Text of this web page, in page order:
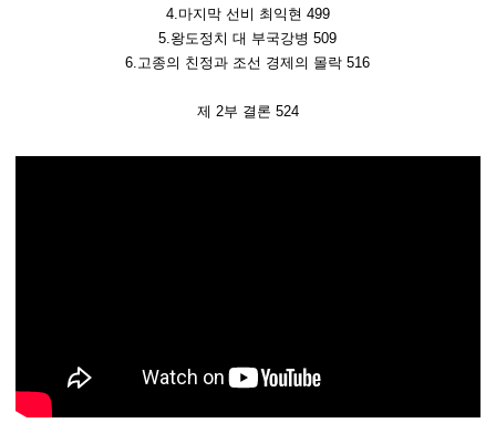
4.마지막 선비 최익현 499
5.왕도정치 대 부국강병 509
6.고종의 친정과 조선 경제의 몰락 516
제 2부 결론 524